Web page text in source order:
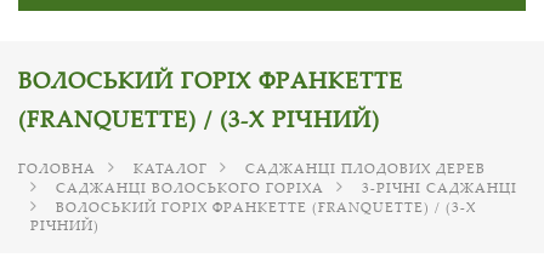
ВОЛОСЬКИЙ ГОРІХ ФРАНКЕТТЕ
(FRANQUETTE) / (3-Х РІЧНИЙ)
ГОЛОВНА КАТАЛОГ
САДЖАНЦІ ПЛОДОВИХ ДЕРЕВ
САДЖАНЦІ ВОЛОСЬКОГО ГОРІХА
3-РІЧНІ САДЖАНЦІ
ВОЛОСЬКИЙ ГОРІХ ФРАНКЕТТЕ (FRANQUETTE) / (3-Х
РІЧНИЙ)